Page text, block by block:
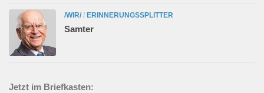
/WIR/ / ERINNERUNGSSPLITTER
Samter
Jetzt im Briefkasten: